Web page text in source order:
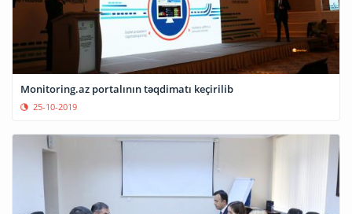
Monitoring.az portalının təqdimatı keçirilib
25-10-2019